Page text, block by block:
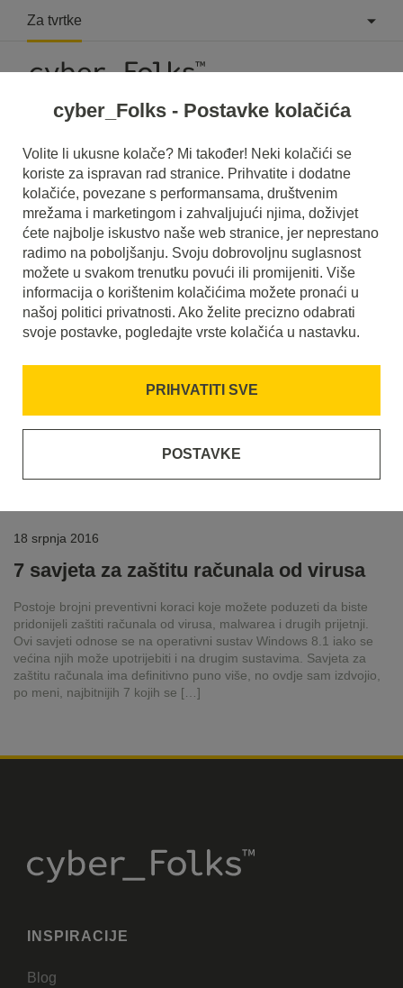
Za tvrtke
#antivirus
18 srpnja 2016
7 savjeta za zaštitu računala od virusa
Postoje brojni preventivni koraci koje možete poduzeti da biste
pridonijeli zaštiti računala od virusa, malwarea i drugih prijetnji.
Ovi savjeti odnose se na operativni sustav Windows 8.1 iako se
većina njih može upotrijebiti i na drugim sustavima. Savjeta za
zaštitu računala ima definitivno puno više, no ovdje sam izdvojio,
po meni, najbitnijih 7 kojih se […]
INSPIRACIJE
Blog
cyber_Folks - Postavke kolačića
Volite li ukusne kolače? Mi također! Neki kolačići se
koriste za ispravan rad stranice. Prihvatite i dodatne
kolačiće, povezane s performansama, društvenim
mrežama i marketingom i zahvaljujući njima, doživjet
ćete najbolje iskustvo naše web stranice, jer neprestano
radimo na poboljšanju. Svoju dobrovoljnu suglasnost
možete u svakom trenutku povući ili promijeniti. Više
informacija o korištenim kolačićima možete pronaći u
našoj politici privatnosti. Ako želite precizno odabrati
svoje postavke, pogledajte vrste kolačića u nastavku.
PRIHVATITI SVE
POSTAVKE